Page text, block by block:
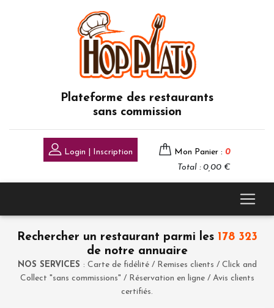
Plateforme des restaurants
sans commission
Login | Inscription Mon Panier : 0
Total : 0,00 €
Rechercher un restaurant parmi les 178 323
de notre annuaire
NOS SERVICES : Carte de fidélité / Remises clients / Click and
Collect "sans commissions" / Réservation en ligne / Avis clients
certifiés.